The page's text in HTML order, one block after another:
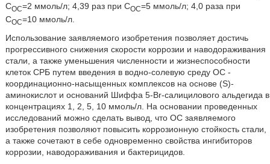
СОС=2 ммоль/л; 4,39 раз при СОС=5 ммоль/л; 4,0 раза при
СОС=10 ммоль/л.
Использование заявляемого изобретения позволяет достичь
прогрессивного снижения скорости коррозии и наводораживания
стали, а также уменьшения численности и жизнеспособности
клеток СРБ путем введения в водно-солевую среду ОС -
координационно-насыщенных комплексов на основе (S)-
аминокислот и оснований Шиффа 5-Br-салицилового альдегида в
концентрациях 1, 2, 5, 10 ммоль/л. На основании проведенных
исследований можно сделать вывод, что ОС заявляемого
изобретения позволяют повысить коррозионную стойкость стали,
а также сочетают в себе одновременно свойства ингибиторов
коррозии, наводораживания и бактерицидов.